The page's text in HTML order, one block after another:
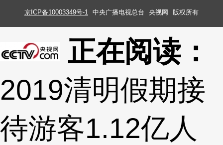
京ICP备10003349号-1 中央广播电视总台 央视网 版权所有
正在阅读：
2019清明假期接
待游客1.12亿人